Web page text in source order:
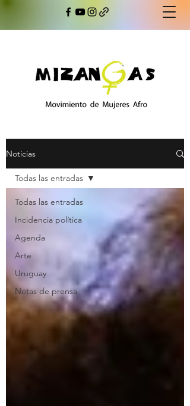
Noticias
Todas las entradas
Incidencia política
Agenda
Arte
Uruguay
Notas de prensa
Todas las entradas